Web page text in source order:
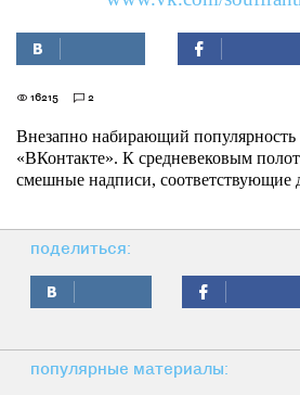
16215 2
Внезапно набирающий популярность
«ВКонтакте». К средневековым
смешные надписи, соответствующие
поделиться:
популярные материалы: